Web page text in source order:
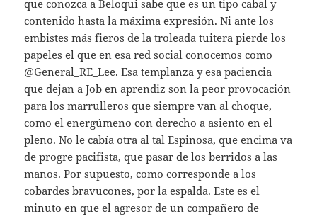
que conozca a Beloqui sabe que es un tipo cabal y
contenido hasta la máxima expresión. Ni ante los
embistes más fieros de la troleada tuitera pierde los
papeles el que en esa red social conocemos como
@General_RE_Lee. Esa templanza y esa paciencia
que dejan a Job en aprendiz son la peor provocación
para los marrulleros que siempre van al choque,
como el energúmeno con derecho a asiento en el
pleno. No le cabía otra al tal Espinosa, que encima va
de progre pacifista, que pasar de los berridos a las
manos. Por supuesto, como corresponde a los
cobardes bravucones, por la espalda. Este es el
minuto en que el agresor de un compañero de